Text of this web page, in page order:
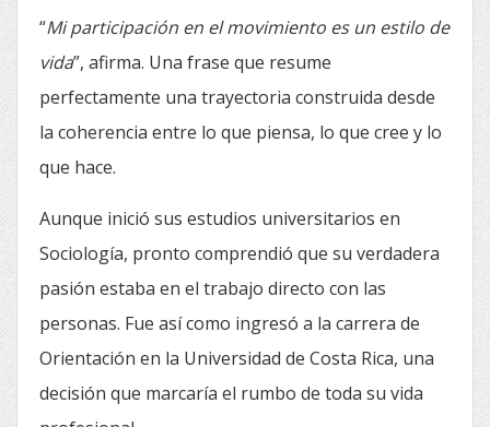
“Mi participación en el movimiento es un estilo de
vida”, afirma. Una frase que resume
perfectamente una trayectoria construida desde
la coherencia entre lo que piensa, lo que cree y lo
que hace.
Aunque inició sus estudios universitarios en
Sociología, pronto comprendió que su verdadera
pasión estaba en el trabajo directo con las
personas. Fue así como ingresó a la carrera de
Orientación en la Universidad de Costa Rica, una
decisión que marcaría el rumbo de toda su vida